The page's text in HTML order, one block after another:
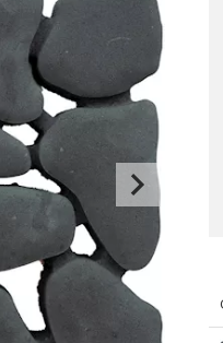
KUNSTGRAS